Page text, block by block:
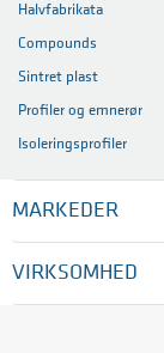
Halvfabrikata
Compounds
Sintret plast
Profiler og emnerør
Isoleringsprofiler
MARKEDER
VIRKSOMHED